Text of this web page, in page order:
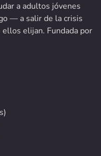
a adultos jóvenes
— a salir de la crisis
elijan. Fundada por